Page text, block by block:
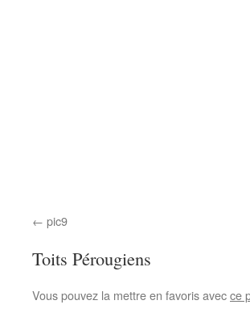
pic9
Toits Pérougiens
Vous pouvez la mettre en favoris avecce